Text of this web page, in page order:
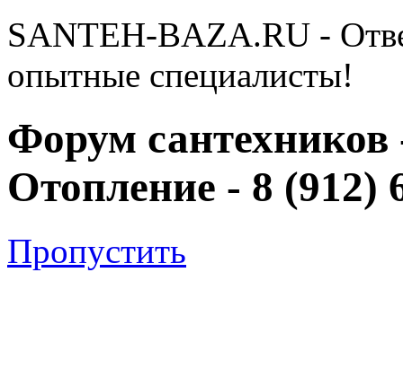
SANTEH-BAZA.RU -
опытные специалисты!
Форум сантехников
Отопление - 8 (912)
Пропустить